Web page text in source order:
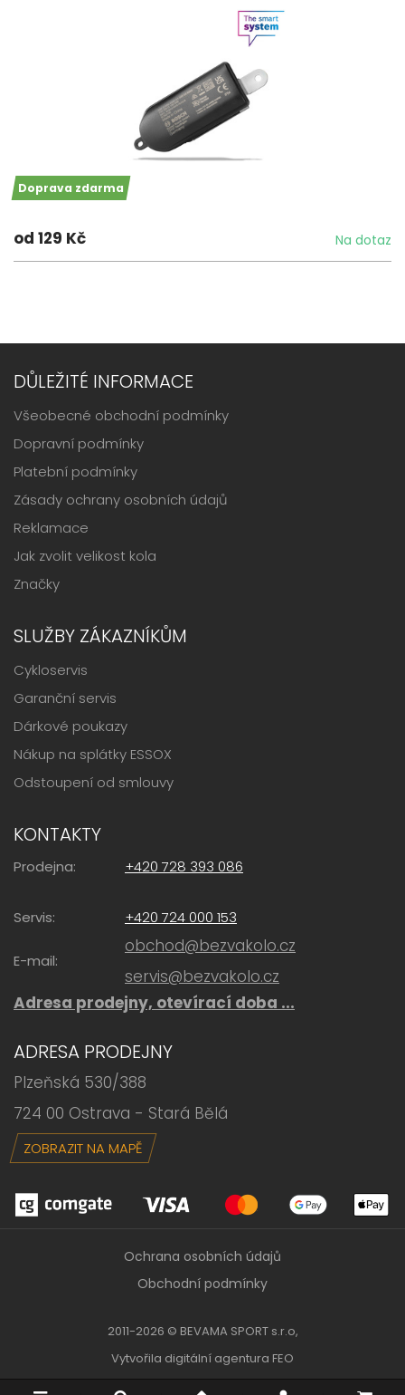
Doprava zdarma
od 129 Kč Na dotaz
DŮLEŽITÉ INFORMACE
Všeobecné obchodní podmínky
Dopravní podmínky
Platební podmínky
Zásady ochrany osobních údajů
Reklamace
Jak zvolit velikost kola
Značky
SLUŽBY ZÁKAZNÍKŮM
Cykloservis
Garanční servis
Dárkové poukazy
Nákup na splátky ESSOX
Odstoupení od smlouvy
KONTAKTY
Prodejna: +420 728 393 086
Servis: +420 724 000 153
E-mail:
obchod@bezvakolo.cz
servis@bezvakolo.cz
Adresa prodejny, otevírací doba ...
ADRESA PRODEJNY
Plzeňská 530/388
724 00 Ostrava - Stará Bělá
ZOBRAZIT NA MAPĚ
2011-2026 © BEVAMA SPORT s.r.o,
Ochrana osobních údajů
Obchodní podmínky
Vytvořila digitální agentura FEO